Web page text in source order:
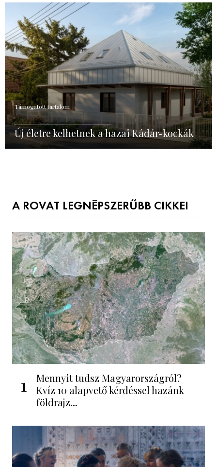
Támogatott tartalom
Új életre kelhetnek a hazai Kádár-kockák
A ROVAT LEGNÉPSZERŰBB CIKKEI
1
Mennyit tudsz Magyarországról?
Kvíz 10 alapvető kérdéssel hazánk
földrajz...